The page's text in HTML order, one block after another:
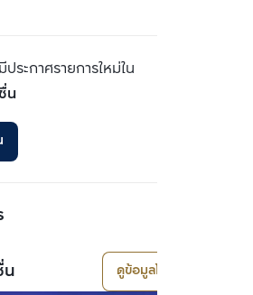
ระกาศรายการใหม่ใน
น
น ดูข้อมูลโครงการ